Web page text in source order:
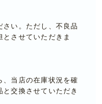
さい。ただし、不良品
させていただきま
、当店の在庫状況を確
交換させていただき